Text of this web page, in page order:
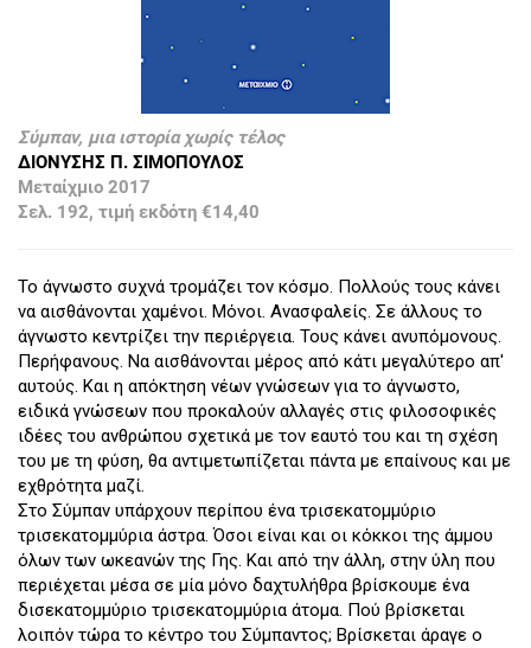
Σύμπαν, μια ιστορία χωρίς τέλος
ΔΙΟΝΥΣΗΣ Π. ΣΙΜΟΠΟΥΛΟΣ
Μεταίχμιο 2017
Σελ. 192, τιμή εκδότη €14,40
Το άγνωστο συχνά τρομάζει τον κόσμο. Πολλούς τους κάνει
να αισθάνονται χαμένοι. Μόνοι. Ανασφαλείς. Σε άλλους το
άγνωστο κεντρίζει την περιέργεια. Τους κάνει ανυπόμονους.
Περήφανους. Να αισθάνονται μέρος από κάτι μεγαλύτερο απ'
αυτούς. Και η απόκτηση νέων γνώσεων για το άγνωστο,
ειδικά γνώσεων που προκαλούν αλλαγές στις φιλοσοφικές
ιδέες του ανθρώπου σχετικά με τον εαυτό του και τη σχέση
του με τη φύση, θα αντιμετωπίζεται πάντα με επαίνους και με
εχθρότητα μαζί.
Στο Σύμπαν υπάρχουν περίπου ένα τρισεκατομμύριο
τρισεκατομμύρια άστρα. Όσοι είναι και οι κόκκοι της άμμου
όλων των ωκεανών της Γης. Και από την άλλη, στην ύλη που
περιέχεται μέσα σε μία μόνο δαχτυλήθρα βρίσκουμε ένα
δισεκατομμύριο τρισεκατομμύρια άτομα. Πού βρίσκεται
λοιπόν τώρα το κέντρο του Σύμπαντος; Βρίσκεται άραγε ο